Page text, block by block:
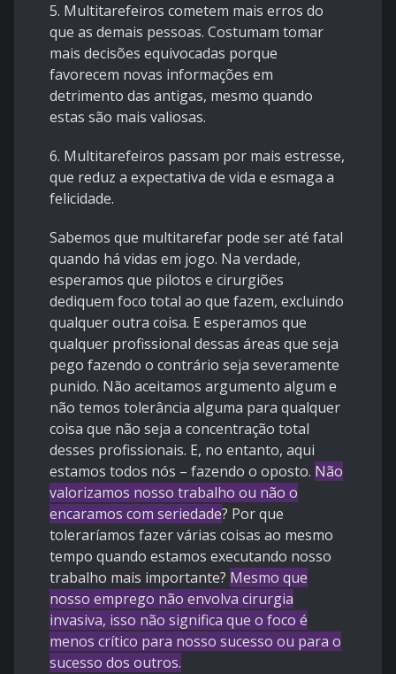
5. Multitarefeiros cometem mais erros do
que as demais pessoas. Costumam tomar
mais decisões equivocadas porque
favorecem novas informações em
detrimento das antigas, mesmo quando
estas são mais valiosas.
6. Multitarefeiros passam por mais estresse,
que reduz a expectativa de vida e esmaga a
felicidade.
Sabemos que multitarefar pode ser até fatal
quando há vidas em jogo. Na verdade,
esperamos que pilotos e cirurgiões
dediquem foco total ao que fazem, excluindo
qualquer outra coisa. E esperamos que
qualquer profissional dessas áreas que seja
pego fazendo o contrário seja severamente
punido. Não aceitamos argumento algum e
não temos tolerância alguma para qualquer
coisa que não seja a concentração total
desses profissionais. E, no entanto, aqui
estamos todos nós – fazendo o oposto. Não
valorizamos nosso trabalho ou não o
encaramos com seriedade? Por que
toleraríamos fazer várias coisas ao mesmo
tempo quando estamos executando nosso
trabalho mais importante? Mesmo que
nosso emprego não envolva cirurgia
invasiva, isso não significa que o foco é
menos crítico para nosso sucesso ou para o
sucesso dos outros.